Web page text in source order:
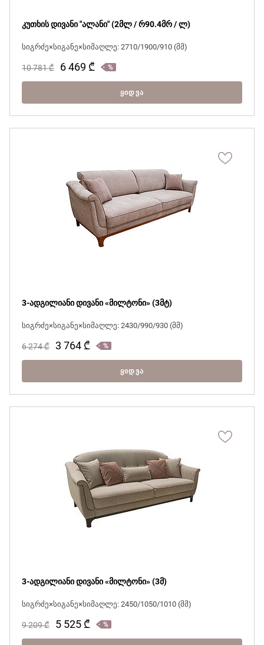
კუთხის დივანი "ალანი" (2მლ / რ90.4მრ / ლ)
სიგრძე×სიგანე×სიმაღლე: 2710/1900/910 (მმ)
10 781₾ 6 469 ₾
ᲧᲘᲓᲕᲐ
3-ადგილიანი დივანი «მილტონი» (3მტ)
სიგრძე×სიგანე×სიმაღლე: 2430/990/930 (მმ)
6 274₾ 3 764 ₾
ᲧᲘᲓᲕᲐ
3-ადგილიანი დივანი «მილტონი» (3მ)
სიგრძე×სიგანე×სიმაღლე: 2450/1050/1010 (მმ)
9 209₾ 5 525 ₾